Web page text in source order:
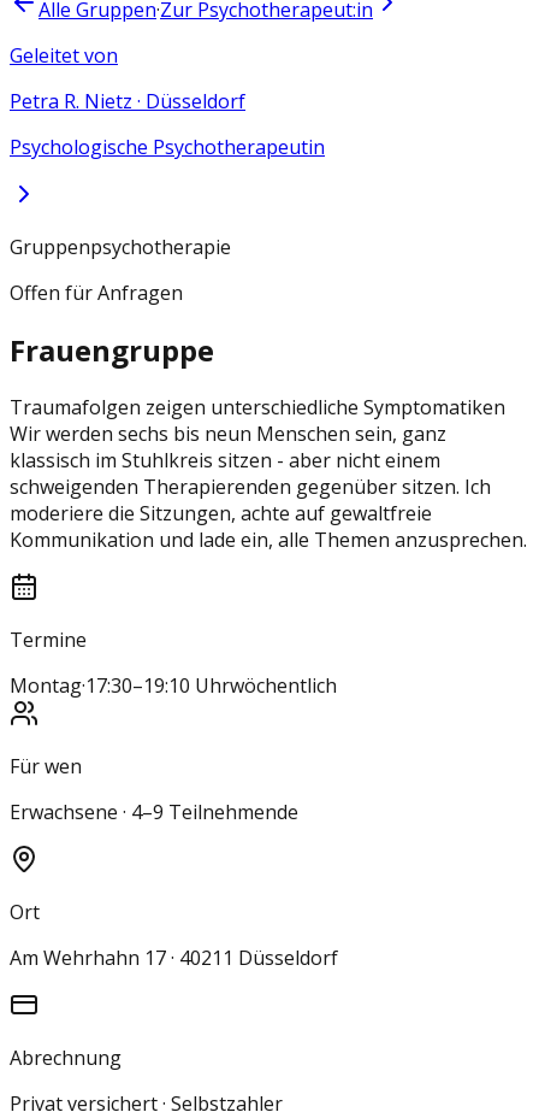
Alle Gruppen·Zur Psychotherapeut:in
Geleitet von
Petra R. Nietz · Düsseldorf
Psychologische Psychotherapeutin
Gruppenpsychotherapie
Offen für Anfragen
Frauengruppe
Traumafolgen zeigen unterschiedliche Symptomatiken
Wir werden sechs bis neun Menschen sein, ganz
klassisch im Stuhlkreis sitzen - aber nicht einem
schweigenden Therapierenden gegenüber sitzen. Ich
moderiere die Sitzungen, achte auf gewaltfreie
Kommunikation und lade ein, alle Themen anzusprechen.
Termine
Montag·17:30–19:10 Uhrwöchentlich
Für wen
Erwachsene · 4–9 Teilnehmende
Ort
Am Wehrhahn 17 · 40211 Düsseldorf
Abrechnung
Privat versichert · Selbstzahler